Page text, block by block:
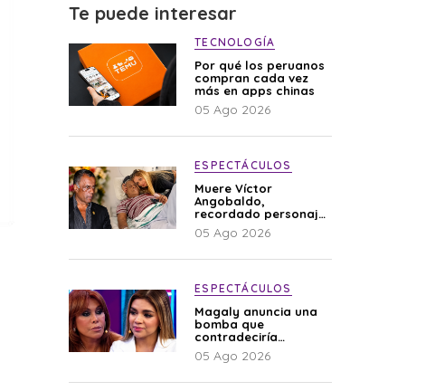
Te puede interesar
TECNOLOGÍA
Por qué los peruanos
compran cada vez
más en apps chinas
05 Ago 2026
ESPECTÁCULOS
Muere Víctor
Angobaldo,
recordado personaje
de la farándula y
expareja de Shirley
05 Ago 2026
ESPECTÁCULOS
Magaly anuncia una
bomba que
contradeciría
comunicado de La
Bella Luz: “Hay un
05 Ago 2026